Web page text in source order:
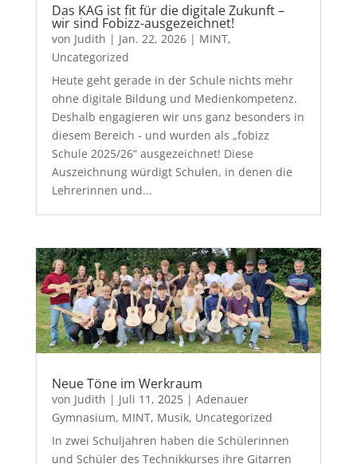
Das KAG ist fit für die digitale Zukunft –
wir sind Fobizz-ausgezeichnet!
von Judith | Jan. 22, 2026| MINT,
Uncategorized
Heute geht gerade in der Schule nichts mehr
ohne digitale Bildung und Medienkompetenz.
Deshalb engagieren wir uns ganz besonders in
diesem Bereich - und wurden als „fobizz
Schule 2025/26“ ausgezeichnet! Diese
Auszeichnung würdigt Schulen, in denen die
Lehrerinnen und...
Neue Töne im Werkraum
von Judith | Juli 11, 2025| Adenauer
Gymnasium, MINT, Musik, Uncategorized
In zwei Schuljahren haben die Schülerinnen
und Schüler des Technikkurses ihre Gitarren